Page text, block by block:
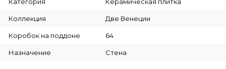
Коллекция Две Венеции
Коробок на поддоне 64
Назначение Стена